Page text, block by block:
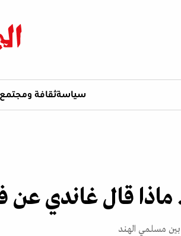
سياسةثقافة ومجتمع
ماذا قال غاندي
مسلمي الهند